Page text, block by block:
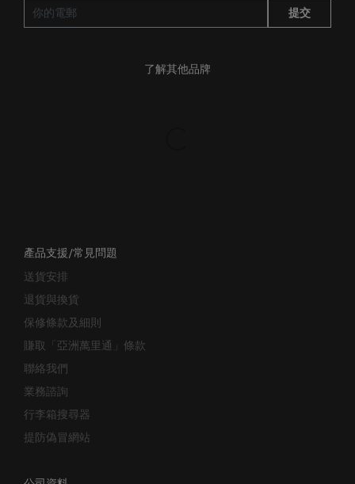
送貨安排
退貨與換貨
保修條款及細則
賺取「亞洲萬里通」條款
聯絡我們
業務諮詢
行李箱搜尋器
提防偽冒網站